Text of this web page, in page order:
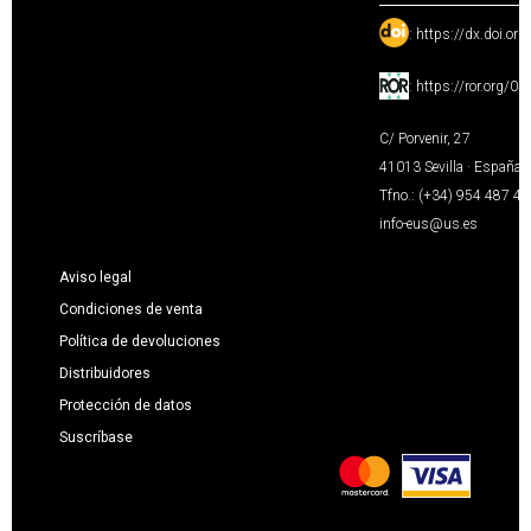
: https://
: https://ror.org/
C/ Porvenir, 27
41013 Sevilla · España
Tfno.: (+34) 954 487
info-eus@us.es
Aviso legal
Condiciones de venta
Política de devoluciones
Distribuidores
Protección de datos
Suscríbase